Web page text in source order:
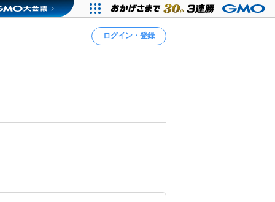
ログイン・登録